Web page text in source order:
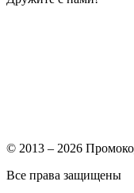
© 2013 – 2026
Все права защищены